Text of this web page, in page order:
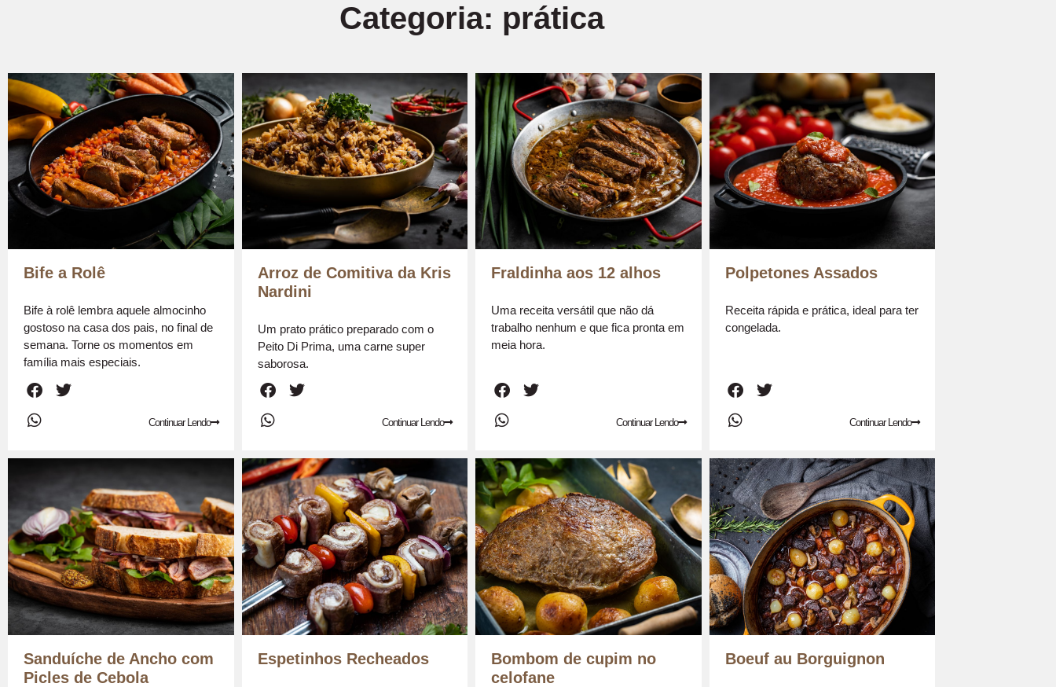
Categoria: prática
Bife a Rolê
Bife à rolê lembra aquele almocinho
gostoso na casa dos pais, no final de
semana. Torne os momentos em
família mais especiais.
Continuar Lendo
Arroz de Comitiva da Kris
Nardini
Um prato prático preparado com o
Peito Di Prima, uma carne super
saborosa.
Continuar Lendo
Fraldinha aos 12 alhos
Uma receita versátil que não dá
trabalho nenhum e que fica pronta em
meia hora.
Continuar Lendo
Polpetones Assados
Receita rápida e prática, ideal para ter
congelada.
Continuar Lendo
Sanduíche de Ancho com
Picles de Cebola
Espetinhos Recheados
Bombom de cupim no
celofane
Boeuf au Borguignon